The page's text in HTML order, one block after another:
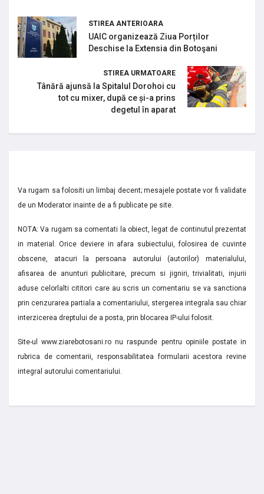
STIREA ANTERIOARA
UAIC organizează Ziua Porților
Deschise la Extensia din Botoşani
STIREA URMATOARE
Tânără ajunsă la Spitalul Dorohoi cu
tot cu mixer, după ce și-a prins
degetul în aparat
Va rugam sa folositi un limbaj decent; mesajele postate vor fi validate
de un Moderator inainte de a fi publicate pe site.
NOTA: Va rugam sa comentati la obiect, legat de continutul prezentat
in material. Orice deviere in afara subiectului, folosirea de cuvinte
obscene, atacuri la persoana autorului (autorilor) materialului,
afisarea de anunturi publicitare, precum si jigniri, trivialitati, injurii
aduse celorlalti cititori care au scris un comentariu se va sanctiona
prin cenzurarea partiala a comentariului, stergerea integrala sau chiar
interzicerea dreptului de a posta, prin blocarea IP-ului folosit.
Site-ul www.ziarebotosani.ro nu raspunde pentru opiniile postate in
rubrica de comentarii, responsabilitatea formularii acestora revine
integral autorului comentariului.